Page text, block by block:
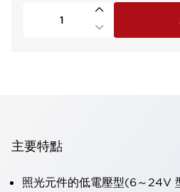
主要特點
照光元件的低電壓型(6～24V